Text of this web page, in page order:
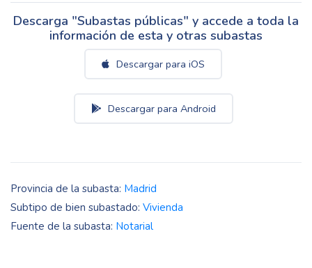
Descarga "Subastas públicas" y accede a toda la
información de esta y otras subastas
Descargar para iOS
Descargar para Android
Provincia de la subasta: Madrid
Subtipo de bien subastado: Vivienda
Fuente de la subasta: Notarial